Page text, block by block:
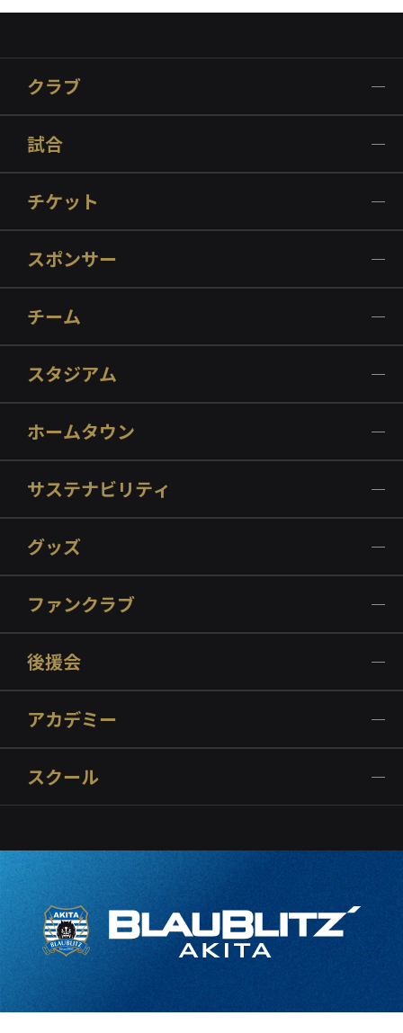
クラブ
試合
チケット
スポンサー
チーム
スタジアム
ホームタウン
サステナビリティ
グッズ
ファンクラブ
後援会
アカデミー
スクール